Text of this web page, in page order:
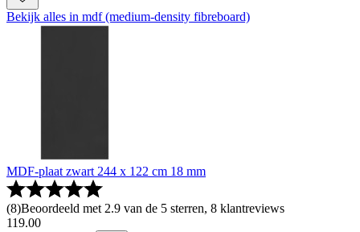
Bekijk alles in mdf (medium-density fibreboard)
MDF-plaat zwart 244 x 122 cm 18 mm
(8)Beoordeeld met 2.9 van de 5 sterren, 8 klantreviews
119.00